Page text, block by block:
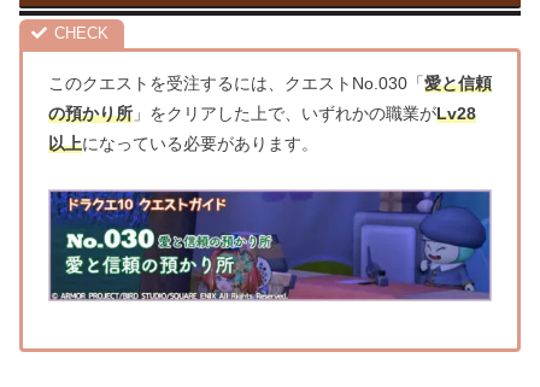
このクエストを受注するには、クエストNo.030「愛と信頼
の預かり所 」をクリアした上で、いずれかの職業がLv28
以上になっている必要があります。